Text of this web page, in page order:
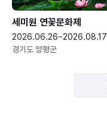
세미원 연꽃문화제
2026.06.26~2026.08.17
경기도 양평군